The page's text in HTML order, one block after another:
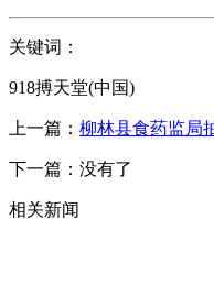
关键词：
918搏天堂(中国)
上一篇： 柳林县食药监局
下一篇：没有了
相关新闻